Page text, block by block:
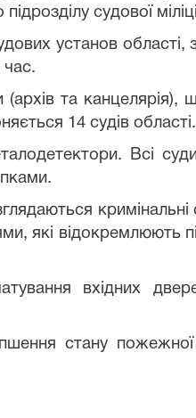
судової
установ
час.
та канцелярія),
14 судів області.
Всі
які відокремлюють
вхідних
стану